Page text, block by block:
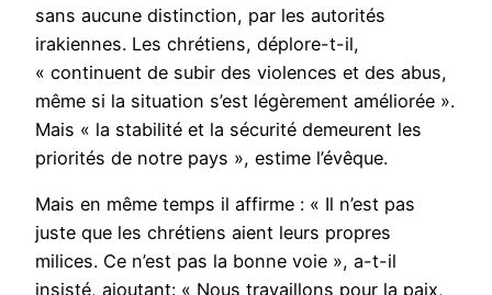
sans aucune distinction, par les autorités
irakiennes. Les chrétiens, déplore-t-il,
« continuent de subir des violences et des abus,
même si la situation s’est légèrement améliorée ».
Mais « la stabilité et la sécurité demeurent les
priorités de notre pays », estime l’évêque.
Mais en même temps il affirme : « Il n’est pas
juste que les chrétiens aient leurs propres
milices. Ce n’est pas la bonne voie », a-t-il
insisté, ajoutant: « Nous travaillons pour la paix,